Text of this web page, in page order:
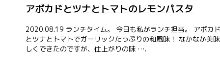
アボカドとツナとトマトのレモンパスタ
2020.08.19 ランチタイム。 今日も私がランチ担当。 アボカ
とツナとトマトでガーリックたっぷりの和風味！ なかなか美味
しくできたのですが、仕上がりの味 ….